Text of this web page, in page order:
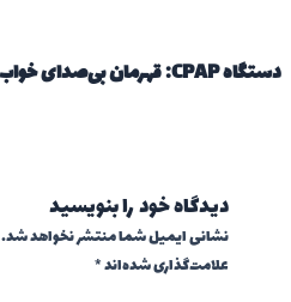
دستگاه CPAP: قهرمان بی‌صدای خواب بهتر! 😴✨
دیدگاه‌ خود را بنویسید
نشانی ایمیل شما منتشر نخواهد شد.
علامت‌گذاری شده‌اند*